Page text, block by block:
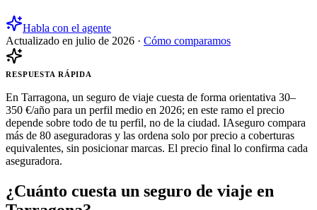
Habla con el agente
Actualizado en julio de 2026 · Cómo comparamos
RESPUESTA RÁPIDA
En Tarragona, un seguro de viaje cuesta de forma orientativa 30–
350 €/año para un perfil medio en 2026; en este ramo el precio
depende sobre todo de tu perfil, no de la ciudad. IAseguro compara
más de 80 aseguradoras y las ordena solo por precio a coberturas
equivalentes, sin posicionar marcas. El precio final lo confirma cada
aseguradora.
¿Cuánto cuesta un seguro de viaje en